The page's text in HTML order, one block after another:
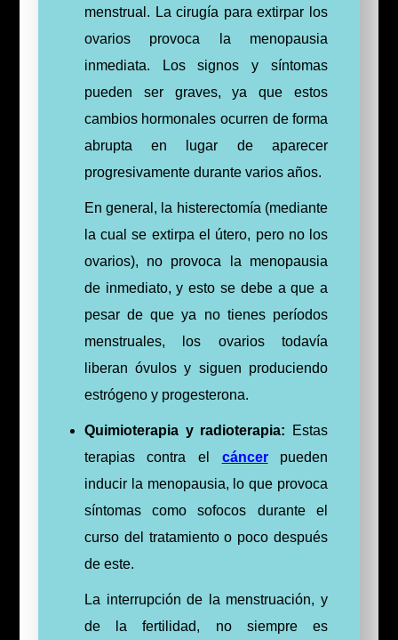
menstrual. La cirugía para extirpar los
ovarios provoca la menopausia
inmediata. Los signos y síntomas
pueden ser graves, ya que estos
cambios hormonales ocurren de forma
abrupta en lugar de aparecer
progresivamente durante varios años.
En general, la histerectomía (mediante
la cual se extirpa el útero, pero no los
ovarios), no provoca la menopausia
de inmediato, y esto se debe a que a
pesar de que ya no tienes períodos
menstruales, los ovarios todavía
liberan óvulos y siguen produciendo
estrógeno y progesterona.
Quimioterapia y radioterapia: Estas
terapias contra el cáncerpueden
inducir la menopausia, lo que provoca
síntomas como sofocos durante el
curso del tratamiento o poco después
de este.
La interrupción de la menstruación, y
de la fertilidad, no siempre es